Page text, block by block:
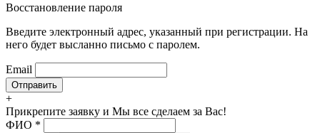
Восстановление пароля
Введите электронный адрес, указанный при регистрации. На
него будет высланно письмо с паролем.
Email
+
Прикрепите заявку и Мы все сделаем за Вас!
ФИО *